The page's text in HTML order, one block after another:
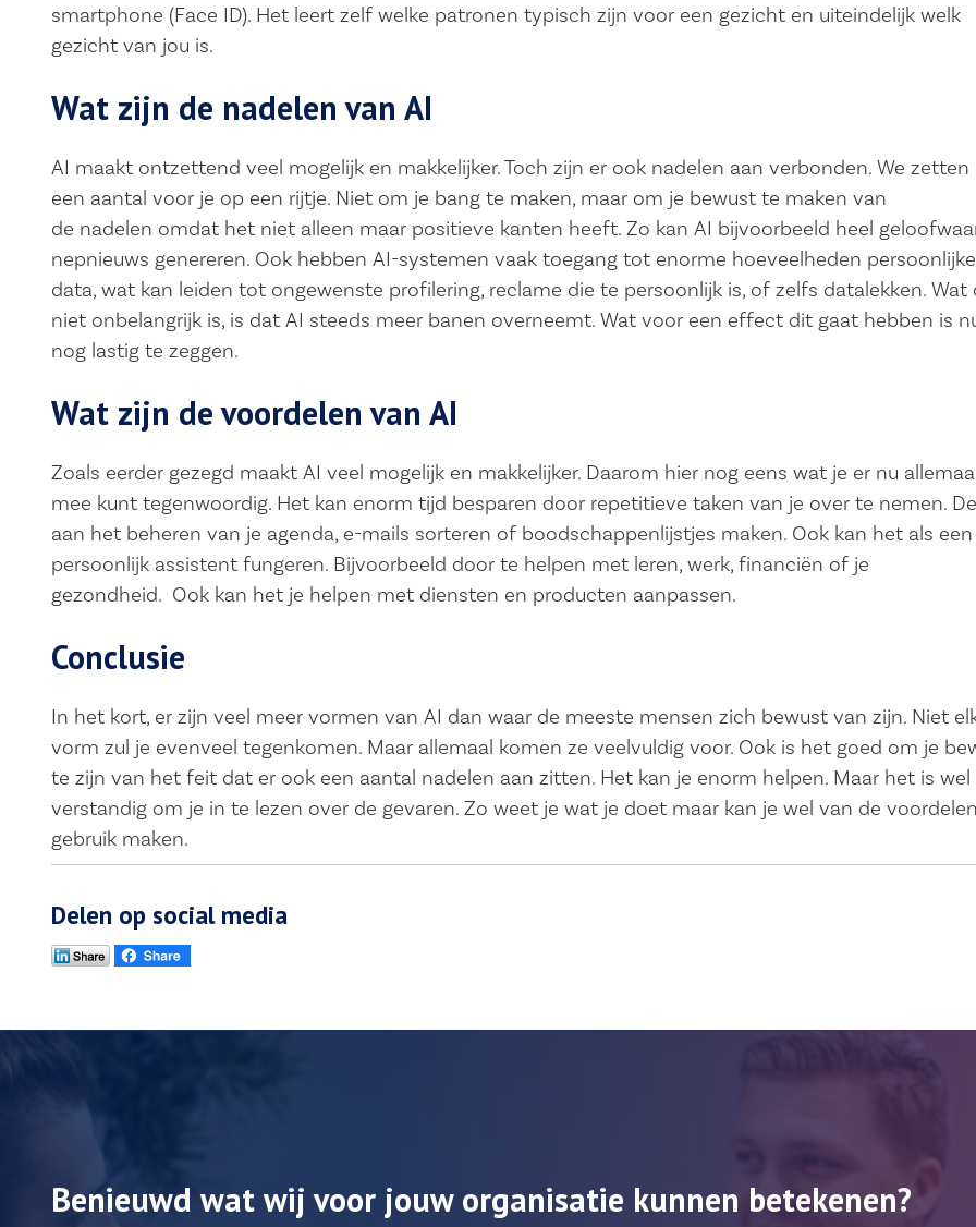
smartphone (Face ID). Het leert zelf welke patronen typisch zijn voor een gezicht en uiteindelijk welk
gezicht van jou is.
Wat zijn de nadelen van AI
AI maakt ontzettend veel mogelijk en makkelijker. Toch zijn er ook nadelen aan verbonden. We zetten
een aantal voor je op een rijtje. Niet om je bang te maken, maar om je bewust te maken van
de nadelen omdat het niet alleen maar positieve kanten heeft. Zo kan AI bijvoorbeeld heel
nepnieuws genereren. Ook hebben AI-systemen vaak toegang tot enorme hoeveelheden persoonlijke
data, wat kan leiden tot ongewenste profilering, reclame die te persoonlijk is, of zelfs datalekken. Wat
niet onbelangrijk is, is dat AI steeds meer banen overneemt. Wat voor een effect dit gaat hebben is
nog lastig te zeggen.
Wat zijn de voordelen van AI
Zoals eerder gezegd maakt AI veel mogelijk en makkelijker. Daarom hier nog eens wat je er nu
mee kunt tegenwoordig. Het kan enorm tijd besparen door repetitieve taken van je over te nemen.
aan het beheren van je agenda, e-mails sorteren of boodschappenlijstjes maken. Ook kan het als een
persoonlijk assistent fungeren. Bijvoorbeeld door te helpen met leren, werk, financiën of je
gezondheid. Ook kan het je helpen met diensten en producten aanpassen.
Conclusie
In het kort, er zijn veel meer vormen van AI dan waar de meeste mensen zich bewust van zijn. Niet
vorm zul je evenveel tegenkomen. Maar allemaal komen ze veelvuldig voor. Ook is het goed om je
te zijn van het feit dat er ook een aantal nadelen aan zitten. Het kan je enorm helpen. Maar het is wel
verstandig om je in te lezen over de gevaren. Zo weet je wat je doet maar kan je wel van de voordelen
gebruik maken.
Delen op social media
Benieuwd wat wij voor jouw organisatie kunnen betekenen?